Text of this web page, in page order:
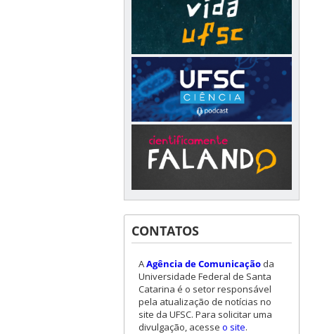
CONTATOS
AAgência de Comunicaçãoda
Universidade Federal de Santa
Catarina é o setor responsável
pela atualização de notícias no
site da UFSC. Para solicitar uma
divulgação, acesse o site.